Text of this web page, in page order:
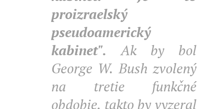
proizraelský
pseudoamerický
kabinet".Ak by bol
George W. Bush zvolený
na tretie funkčné
obdobie, takto by vyzeral